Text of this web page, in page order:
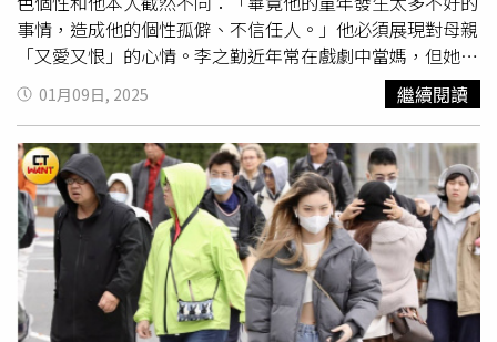
人，理於未生） 談骨質疏鬆症之預防與早期治療【延伸閱
讀】吃素會「骨質疏鬆」？除了補鈣還要補什麼？家醫科醫
師來解答！「沉默殺手」骨質疏鬆！ 台灣為何髖部骨折率
高？髖關節骨折死亡風險高？
https://www.healthnews.com.tw/readnews.php?
id=64142
的副作用導致（如：鈣離子阻斷劑、抗組織胺、抗憂鬱劑
等）。而中醫觀點則是認為，此病有內、外兩層病因，陳明
墾醫師說明，在外多由風、寒、濕邪侵犯，邪客經脈，引起
氣血不暢，導致肌肉筋脈失養；在內則多由於心、肝、脾、
腎等臟腑不足，造成氣血不足，也會導致肌肉筋脈失養，導
致相關症狀出現；臨床上內外原因也可互相影響，以虛實夾
雜的形式呈現。陳明墾醫師提到，肝腎虧虛、氣血不足、寒
濕痺阻是常見的中醫證型，在中醫師精準的辨證分析之後，
可透過中藥、針灸、理筋手法，給予患者最適當的治療，使
得肌肉筋脈有所養，不寧腿之症狀得以緩解。而除了治療之
外，陳明墾醫師提醒，不寧腿症侯群的患者也可以從以下5
點生活作息調整著手：冬天注意保暖，避免過度潮濕的環
事情，造成他的個性孤僻、不信任人。」他必須展現對母親
「又愛又恨」的心情。李之勤近年常在戲劇中當媽，但她演
出這場戲時依然感受到難度：「這位媽媽是從錯誤中悔悟過
來的人，總有一種害怕再犯錯的心情，言語行為上都特別小
心。」因此她帶著一種「既期待又怕傷害」的心情去見陳柏
霖，「我也把近鄉情怯的情懷放在心中，詮釋這場非常重要
的戲。」她也分享與陳柏霖對戲的感受：「從他丟給我的所
有傷心、眼淚、憤怒的情緒與眼神中，站在對面對戲的我，
膽怯的聲音開始微微發抖，卻又很想把對他的愛趁機表達出
來。雖然很有難度，完全被柏霖的細膩表演感動了。」這場
重逢戲的背後推手正是白引默的經紀人Lily（范文芳飾），
為了拯救陷入事業危機的經紀公司，范文芳只能接受節目金
01月09日, 2025 繼續閱讀